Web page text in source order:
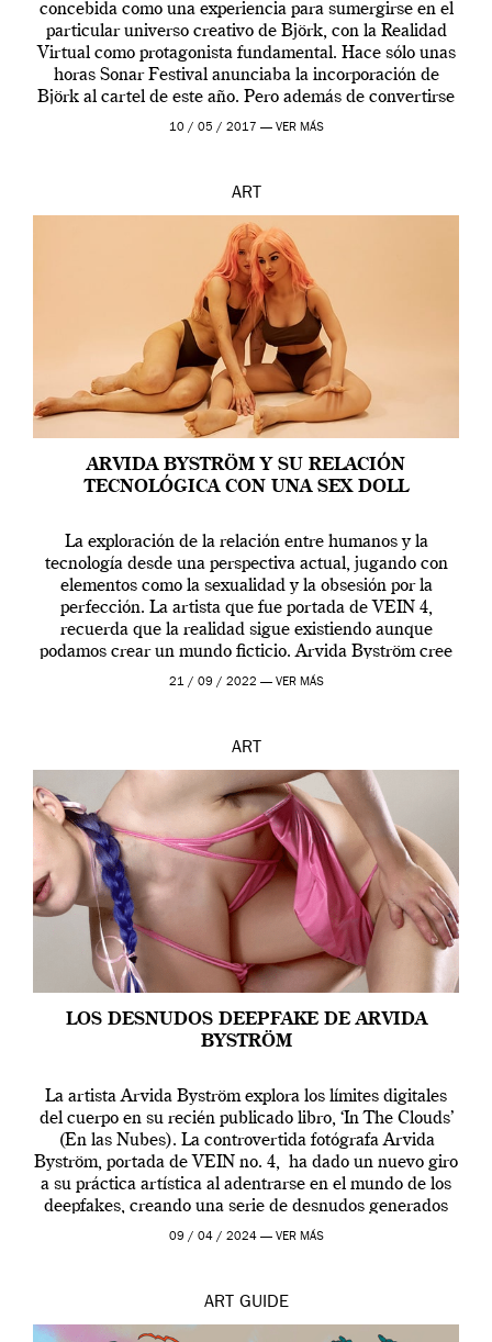
concebida como una experiencia para sumergirse en el
particular universo creativo de Björk, con la Realidad
Virtual como protagonista fundamental. Hace sólo unas
horas Sonar Festival anunciaba la incorporación de
Björk al cartel de este año. Pero además de convertirse
en una de las actuaciones más relevantes […]
10 / 05 / 2017 — VER MÁS
ART
ARVIDA BYSTRÖM Y SU RELACIÓN
TECNOLÓGICA CON UNA SEX DOLL
La exploración de la relación entre humanos y la
tecnología desde una perspectiva actual, jugando con
elementos como la sexualidad y la obsesión por la
perfección. La artista que fue portada de VEIN 4,
recuerda que la realidad sigue existiendo aunque
podamos crear un mundo ficticio. Arvida Byström cree
que los humanos tienen un complejo […]
21 / 09 / 2022 — VER MÁS
ART
LOS DESNUDOS DEEPFAKE DE ARVIDA
BYSTRÖM
La artista Arvida Byström explora los límites digitales
del cuerpo en su recién publicado libro, ‘In The Clouds’
(En las Nubes). La controvertida fotógrafa Arvida
Byström, portada de VEIN no. 4, ha dado un nuevo giro
a su práctica artística al adentrarse en el mundo de los
deepfakes, creando una serie de desnudos generados
por […]
09 / 04 / 2024 — VER MÁS
ART GUIDE